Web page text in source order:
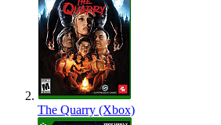
The Quarry (Xbox)